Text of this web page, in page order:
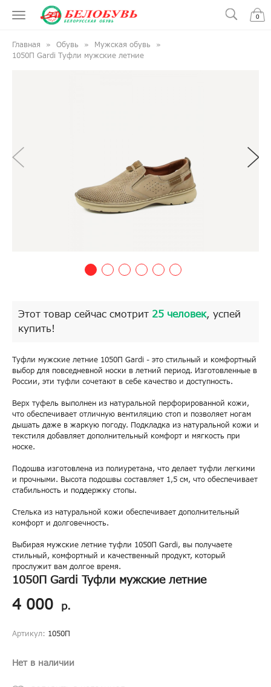
0
Главная Обувь
Мужская обувь
1050П Gardi Туфли мужские летние
Этот товар сейчас смотрит 25 человек, успей
купить!
Туфли мужские летние 1050П Gardi - это стильный и комфортный
выбор для повседневной носки в летний период. Изготовленные в
России, эти туфли сочетают в себе качество и доступность.
Верх туфель выполнен из натуральной перфорированной кожи,
что обеспечивает отличную вентиляцию стоп и позволяет ногам
дышать даже в жаркую погоду. Подкладка из натуральной кожи и
текстиля добавляет дополнительный комфорт и мягкость при
носке.
Подошва изготовлена из полиуретана, что делает туфли легкими
и прочными. Высота подошвы составляет 1,5 см, что обеспечивает
стабильность и поддержку стопы.
Стелька из натуральной кожи обеспечивает дополнительный
комфорт и долговечность.
Выбирая мужские летние туфли 1050П Gardi, вы получаете
стильный, комфортный и качественный продукт, который
прослужит вам долгое время.
1050П Gardi Туфли мужские летние
4 000 р.
Артикул: 1050П
Нет в наличии